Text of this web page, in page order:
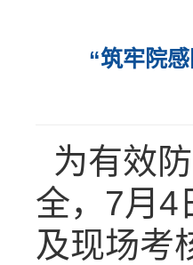
“筑牢院
为有效
全， 7月4
及现场考